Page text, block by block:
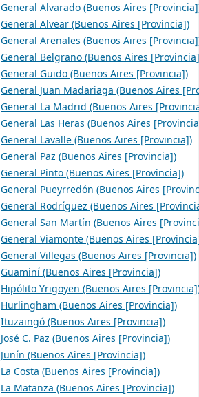
General Alvarado (Buenos Aires
General Alvear (Buenos Aires [Provincia])
General Arenales (Buenos Aires
General Belgrano (Buenos Aires
General Guido (Buenos Aires [Provincia])
General Juan Madariaga (Buenos Aires
General La Madrid (Buenos Aires
General Las Heras (Buenos Aires
General Lavalle (Buenos Aires [Provincia])
General Paz (Buenos Aires [Provincia])
General Pinto (Buenos Aires [Provincia])
General Pueyrredón (Buenos Aires
General Rodríguez (Buenos Aires
General San Martín (Buenos Aires
General Viamonte (Buenos Aires
General Villegas (Buenos Aires [Provincia])
Guaminí (Buenos Aires [Provincia])
Hipólito Yrigoyen (Buenos Aires
Hurlingham (Buenos Aires [Provincia])
Ituzaingó (Buenos Aires [Provincia])
José C. Paz (Buenos Aires [Provincia])
Junín (Buenos Aires [Provincia])
La Costa (Buenos Aires [Provincia])
La Matanza (Buenos Aires [Provincia])